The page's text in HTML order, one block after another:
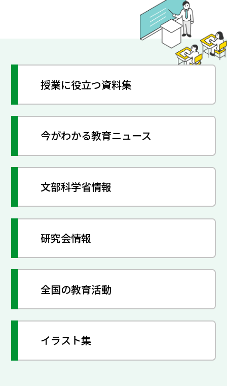
授業に役立つ資料集
今がわかる教育ニュース
文部科学省情報
研究会情報
全国の教育活動
イラスト集